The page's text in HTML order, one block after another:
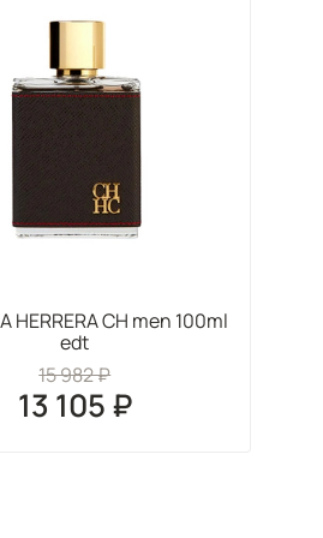
HERRERA CH men 100ml
edt
15 982 ₽
13 105 ₽